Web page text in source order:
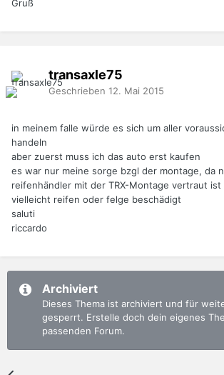
Gruß
transaxle75
Geschrieben 12. Mai 2015
in meinem falle würde es sich um aller
handeln
aber zuerst muss ich das auto erst kaufen
es war nur meine sorge bzgl der montage, da
reifenhändler mit der TRX-Montage vertraut ist
vielleicht reifen oder felge beschädigt
saluti
riccardo
Archiviert
Dieses Thema ist archiviert und für
gesperrt. Erstelle doch dein eigenes
passenden Forum.